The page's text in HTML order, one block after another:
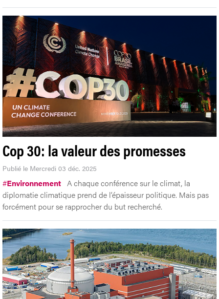
Cop 30: la valeur des promesses
Publié le Mercredi 03 déc. 2025
#Environnement A chaque conférence sur le climat, la
diplomatie climatique prend de l’épaisseur politique. Mais pas
forcément pour se rapprocher du but recherché.